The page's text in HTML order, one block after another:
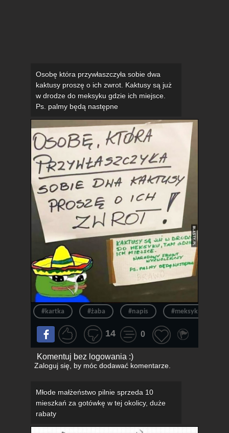
Osobę która przywłaszczyła sobie dwa
kaktusy proszę o ich zwrot. Kaktusy są już
w drodze do meksyku gdzie ich miejsce.
Ps. palmy będą następne
#kartka #żaba #napis #meksyk
14 0
Komentuj bez logowania :)
Zaloguj się, by móc dodawać komentarze.
Młode małżeństwo pilnie sprzeda 10
mieszkań za gotówkę w tej okolicy, duże
rabaty